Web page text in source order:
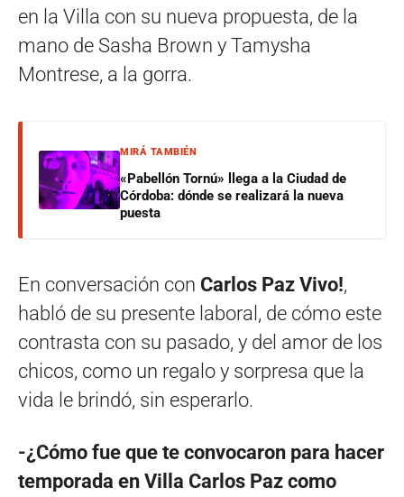
en la Villa con su nueva propuesta, de la
mano de Sasha Brown y Tamysha
Montrese, a la gorra.
MIRÁ TAMBIÉN
«Pabellón Tornú» llega a la Ciudad de
Córdoba: dónde se realizará la nueva
puesta
En conversación con Carlos Paz Vivo!,
habló de su presente laboral, de cómo este
contrasta con su pasado, y del amor de los
chicos, como un regalo y sorpresa que la
vida le brindó, sin esperarlo.
-¿Cómo fue que te convocaron para hacer
temporada en Villa Carlos Paz como